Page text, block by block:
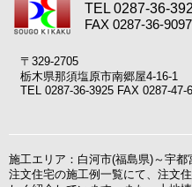
TEL 0287-36-
FAX 0287-36-9097
〒329-2705
栃木県那須塩原市南郷屋4-16-1
TEL 0287-36-3925 FAX 0287-47-
施工エリア：白河市(福島県)～宇都
注文住宅の施工例一覧にて、注文